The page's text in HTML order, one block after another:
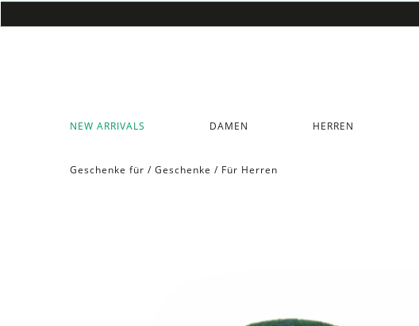
NEW ARRIVALS DAMEN HERREN
Geschenke für / Geschenke / Für Herren